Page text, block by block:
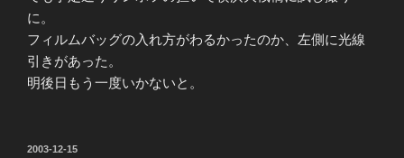
に。
フィルムバッグの入れ方がわるかったのか、左側に光線
引きがあった。
明後日もう一度いかないと。
投
2003-12-15